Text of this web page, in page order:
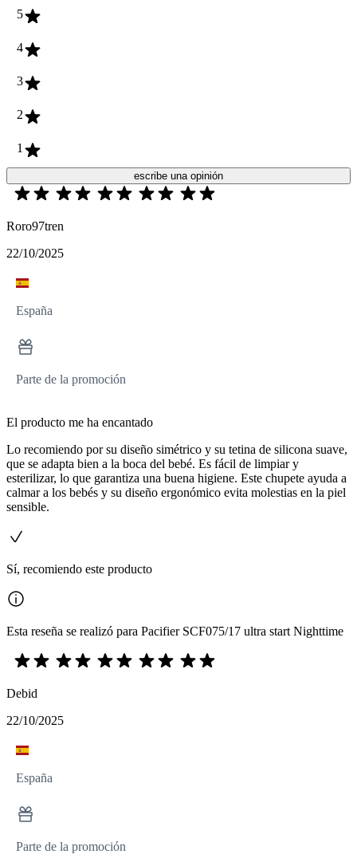
5
4
3
2
1
escribe una opinión
Roro97tren
22/10/2025
España
Parte de la promoción
El producto me ha encantado
Lo recomiendo por su diseño simétrico y su tetina de silicona suave,
que se adapta bien a la boca del bebé. Es fácil de limpiar y
esterilizar, lo que garantiza una buena higiene. Este chupete ayuda a
calmar a los bebés y su diseño ergonómico evita molestias en la piel
sensible.
Sí, recomiendo este producto
Esta reseña se realizó para Pacifier SCF075/17 ultra start Nighttime
Debid
22/10/2025
España
Parte de la promoción